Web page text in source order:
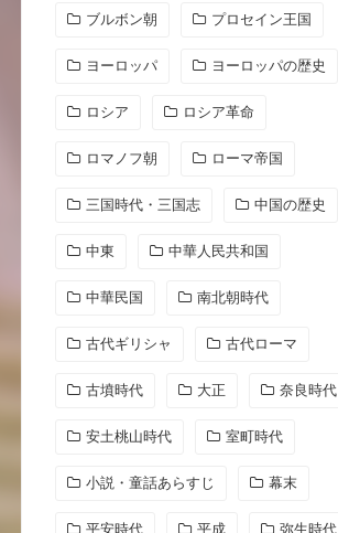
ブルボン朝 プロセイン王国
ヨーロッパ ヨーロッパの歴史
ロシア ロシア革命
ロマノフ朝 ローマ帝国
三国時代・三国志 中国の歴史
中東 中華人民共和国
中華民国 南北朝時代
古代ギリシャ 古代ローマ
古墳時代 大正 奈良時代
安土桃山時代 室町時代
小説・童話あらすじ 幕末
平安時代 平成 弥生時代